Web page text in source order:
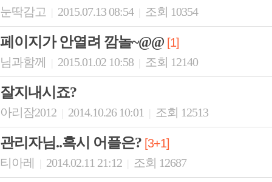
눈딱감고 2015.07.13 08:54 조회 10354
페이지가 안열려 깜놀~@@ [1]
님과함께
2015.01.02 10:58 조회 12140
잘지내시죠?
아리잠2012 2014.10.26 10:01 조회 12513
관리자님..혹시 어플은? [3+1]
티아레
2014.02.11 21:12 조회 12687